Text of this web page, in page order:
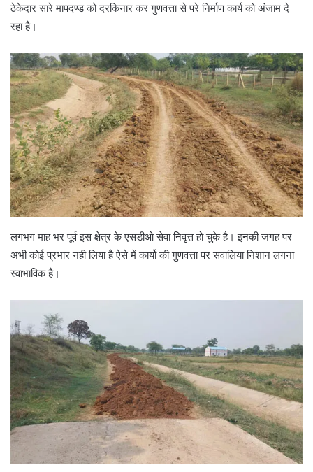
ठेकेदार सारे मापदण्ड को दरकिनार कर गुणवत्ता से परे निर्माण कार्य को अंजाम दे
रहा है।
लगभग माह भर पूर्व इस क्षेत्र के एसडीओ सेवा निवृत्त हो चुके है। इनकी जगह पर
अभी कोई प्रभार नही लिया है ऐसे में कार्यो की गुणवत्ता पर सवालिया निशान लगना
स्वाभाविक है।